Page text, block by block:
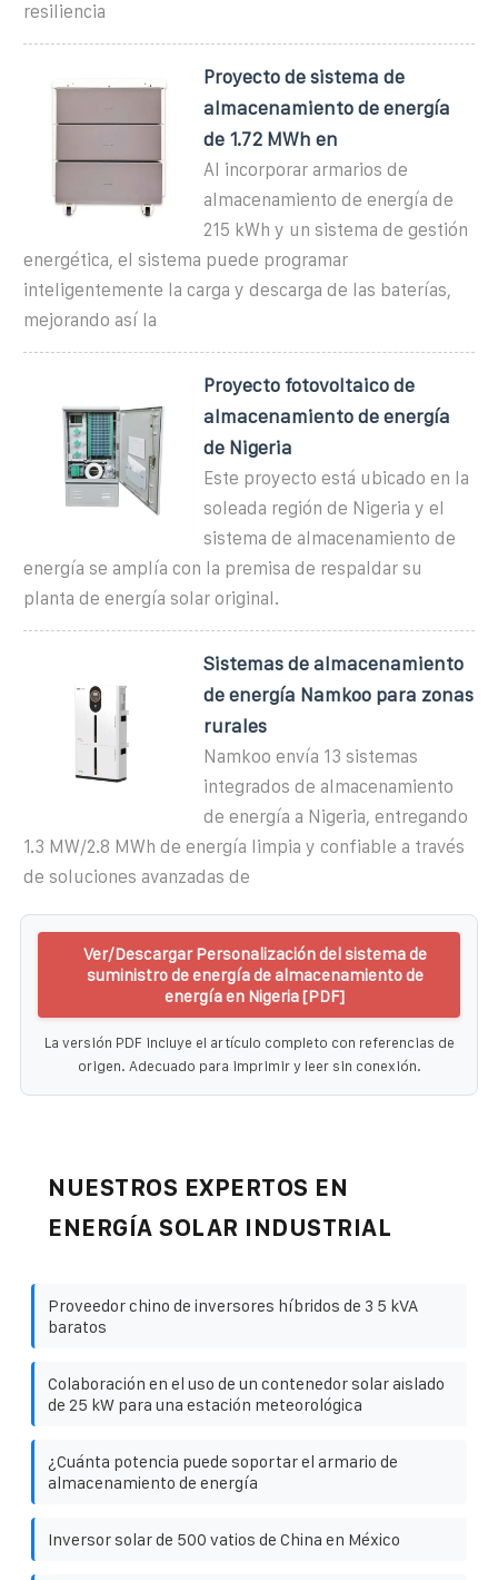
resiliencia
Proyecto de sistema de
almacenamiento de energía
de 1.72 MWh en
Al incorporar armarios de
almacenamiento de energía de
215 kWh y un sistema de gestión
energética, el sistema puede programar
inteligentemente la carga y descarga de las baterías,
mejorando así la
Proyecto fotovoltaico de
almacenamiento de energía
de Nigeria
Este proyecto está ubicado en la
soleada región de Nigeria y el
sistema de almacenamiento de
energía se amplía con la premisa de respaldar su
planta de energía solar original.
Sistemas de almacenamiento
de energía Namkoo para zonas
rurales
Namkoo envía 13 sistemas
integrados de almacenamiento
de energía a Nigeria, entregando
1.3 MW/2.8 MWh de energía limpia y confiable a través
de soluciones avanzadas de
Ver/Descargar Personalización del sistema de
suministro de energía de almacenamiento de
energía en Nigeria [PDF]
La versión PDF incluye el artículo completo con referencias de
origen. Adecuado para imprimir y leer sin conexión.
NUESTROS EXPERTOS EN
ENERGÍA SOLAR INDUSTRIAL
Proveedor chino de inversores híbridos de 3 5 kVA
baratos
Colaboración en el uso de un contenedor solar aislado
de 25 kW para una estación meteorológica
¿Cuánta potencia puede soportar el armario de
almacenamiento de energía
Inversor solar de 500 vatios de China en México